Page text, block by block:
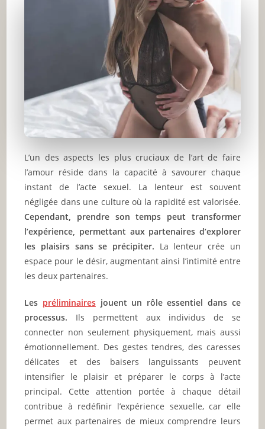
L’un des aspects les plus cruciaux de l’art de faire
l’amour réside dans la capacité à savourer chaque
instant de l’acte sexuel. La lenteur est souvent
négligée dans une culture où la rapidité est valorisée.
Cependant, prendre son temps peut transformer
l’expérience, permettant aux partenaires d’explorer
les plaisirs sans se précipiter. La lenteur crée un
espace pour le désir, augmentant ainsi l’intimité entre
les deux partenaires.
Les préliminairesjouent un rôle essentiel dans ce
processus. Ils permettent aux individus de se
connecter non seulement physiquement, mais aussi
émotionnellement. Des gestes tendres, des caresses
délicates et des baisers languissants peuvent
intensifier le plaisir et préparer le corps à l’acte
principal. Cette attention portée à chaque détail
contribue à redéfinir l’expérience sexuelle, car elle
permet aux partenaires de mieux comprendre leurs